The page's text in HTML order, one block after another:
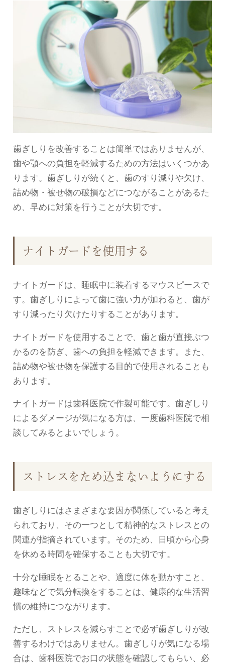
歯ぎしりを改善することは簡単ではありませんが、
歯や顎への負担を軽減するための方法はいくつかあ
ります。歯ぎしりが続くと、歯のすり減りや欠け、
詰め物・被せ物の破損などにつながることがあるた
め、早めに対策を行うことが大切です。
ナイトガードを使用する
ナイトガードは、睡眠中に装着するマウスピースで
す。歯ぎしりによって歯に強い力が加わると、歯が
すり減ったり欠けたりすることがあります。
ナイトガードを使用することで、歯と歯が直接ぶつ
かるのを防ぎ、歯への負担を軽減できます。また、
詰め物や被せ物を保護する目的で使用されることも
あります。
ナイトガードは歯科医院で作製可能です。歯ぎしり
によるダメージが気になる方は、一度歯科医院で相
談してみるとよいでしょう。
ストレスをため込まないようにする
歯ぎしりにはさまざまな要因が関係していると考え
られており、その一つとして精神的なストレスとの
関連が指摘されています。そのため、日頃から心身
を休める時間を確保することも大切です。
十分な睡眠をとることや、適度に体を動かすこと、
趣味などで気分転換をすることは、健康的な生活習
慣の維持につながります。
ただし、ストレスを減らすことで必ず歯ぎしりが改
善するわけではありません。歯ぎしりが気になる場
合は、歯科医院でお口の状態を確認してもらい、必